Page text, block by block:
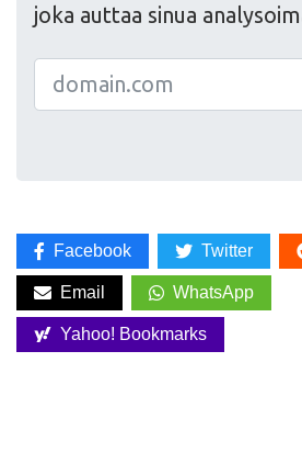
joka auttaa sinua
Facebook Twitter
Email WhatsApp
Yahoo! Bookmarks